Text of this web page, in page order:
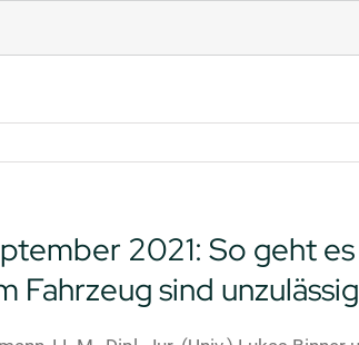
2021: So geht
Fahrzeug sind